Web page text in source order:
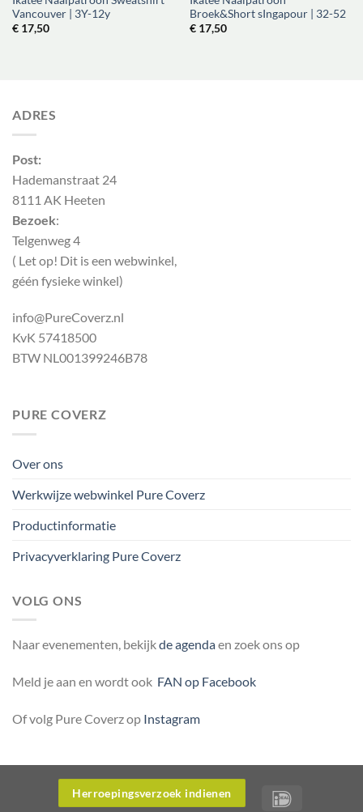
Vancouver | 3Y-12y
€17,50
Broek&Short sIngapour | 32-52
€17,50
ADRES
Post:
Hademanstraat 24
8111 AK Heeten
Bezoek:
Telgenweg 4
( Let op! Dit is een webwinkel,
géén fysieke winkel)
info@PureCoverz.nl
KvK 57418500
BTW NL001399246B78
PURE COVERZ
Over ons
Werkwijze webwinkel Pure Coverz
Productinformatie
Privacyverklaring Pure Coverz
VOLG ONS
Naar evenementen, bekijkde agendaen zoek ons op
Meld je aan en wordt ook FAN op Facebook
Of volg Pure Coverz op Instagram
Herroepingsverzoek indienen